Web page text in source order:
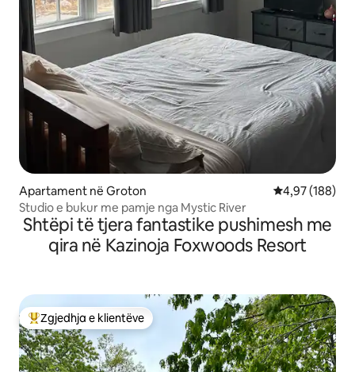
Apartament në Groton Vlerësimi
4,97 (188)
Studio e bukur me pamje nga Mystic River
Shtëpi të tjera fantastike pushimesh me
qira në Kazinoja Foxwoods Resort
Më të mirat e zgjedhjeve të klientëve
Zgjedhja e klientëve